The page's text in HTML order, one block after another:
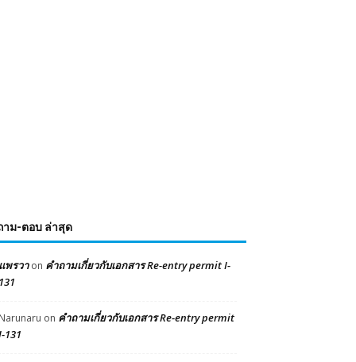
าม-ตอบ ล่าสุด
แพรวาon คำถามเกี่ยวกับเอกสาร Re-entry permit I-
131
Narunaru on คำถามเกี่ยวกับเอกสาร Re-entry permit
131